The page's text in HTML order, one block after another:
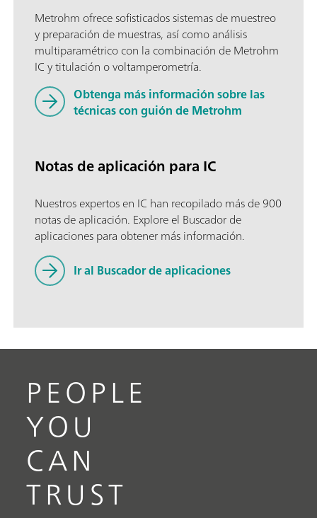
Metrohm ofrece sofisticados sistemas de muestreo
y preparación de muestras, así como análisis
multiparamétrico con la combinación de Metrohm
IC y titulación o voltamperometría.
Obtenga más información sobre las
técnicas con guión de Metrohm
Notas de aplicación para IC
Nuestros expertos en IC han recopilado más de 900
notas de aplicación. Explore el Buscador de
aplicaciones para obtener más información.
Ir al Buscador de aplicaciones
PEOPLE
YOU
CAN
TRUST